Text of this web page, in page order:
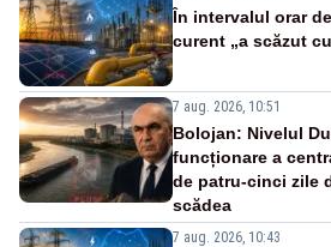
În intervalul orar
curent „a scăzut
7 aug. 2026, 10:51
Bolojan: Nivelul
funcționare a
de patru-cinci zile
scădea
7 aug. 2026, 10:43